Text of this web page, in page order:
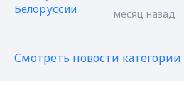
месяц назад
Смотреть новости категории